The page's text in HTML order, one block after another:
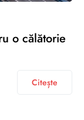
o călătorie
Citește